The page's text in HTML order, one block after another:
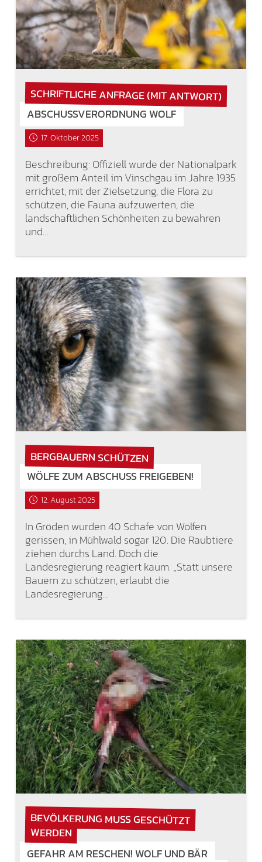
SCHRIFTLICHE ANFRAGE (MIT ANTWORT)
ABSCHUSSVERORDNUNG WOLF
17. Oktober 2025
Beschreibung: Offiziell wurde der Nationalpark
mit großem Anteil im Vinschgau im Jahre 1935
errichtet, mit der Zielsetzung, die Flora zu
schützen, die Fauna aufzuwerten, die
landschaftlichen Schönheiten zu bewahren
und…
BERGBAUERN SCHÜTZEN
WÖLFE ZUM ABSCHUSS FREIGEBEN!
12. August 2025
In Gröden wurden 40 Schafe von Wölfen
gerissen, in Mühlwald sogar 120. Die Raubtiere
ziehen durchs Land. Doch die
Landesregierung reagiert kaum. „Statt unsere
Bauern zu schützen, erlaubt die
Landesregierung…
BEVÖLKERUNG MUSS GESCHÜTZT
WERDEN
GEFAHR AM RESCHEN! WOLF UND BÄR